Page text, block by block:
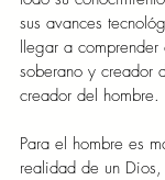
sus avances
llegar a
soberano y creador
creador del hombre.
Para el hombre es
realidad de un